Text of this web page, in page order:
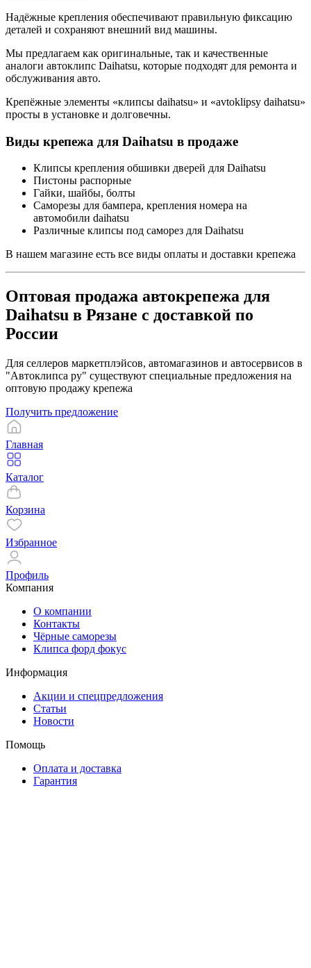
Надёжные крепления обеспечивают правильную фиксацию
деталей и сохраняют внешний вид машины.
Мы предлагаем как оригинальные, так и качественные
аналоги автоклипс Daihatsu, которые подходят для ремонта и
обслуживания авто.
Крепёжные элементы «клипсы daihatsu» и «avtoklipsy daihatsu»
просты в установке и долговечны.
Виды крепежа для Daihatsu в продаже
Клипсы крепления обшивки дверей для Daihatsu
Пистоны распорные
Гайки, шайбы, болты
Саморезы для бампера, крепления номера на
автомобили daihatsu
Различные клипсы под саморез для Daihatsu
В нашем магазине есть все виды оплаты и доставки крепежа
Оптовая продажа автокрепежа для
Daihatsu в Рязане с доставкой по
России
Для селлеров маркетплэйсов, автомагазинов и автосервисов в
"Автоклипса ру" существуют специальные предложения на
оптовую продажу крепежа
Получить предложение
Главная
Каталог
Корзина
Избранное
Профиль
Компания
О компании
Контакты
Чёрные саморезы
Клипса форд фокус
Информация
Акции и спецпредложения
Статьи
Новости
Помощь
Оплата и доставка
Гарантия